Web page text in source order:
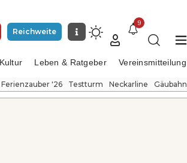
Reichweite
9
Kultur Leben & Ratgeber Vereinsmitteilung
Ferienzauber '26 Testturm Neckarline Gäubahn